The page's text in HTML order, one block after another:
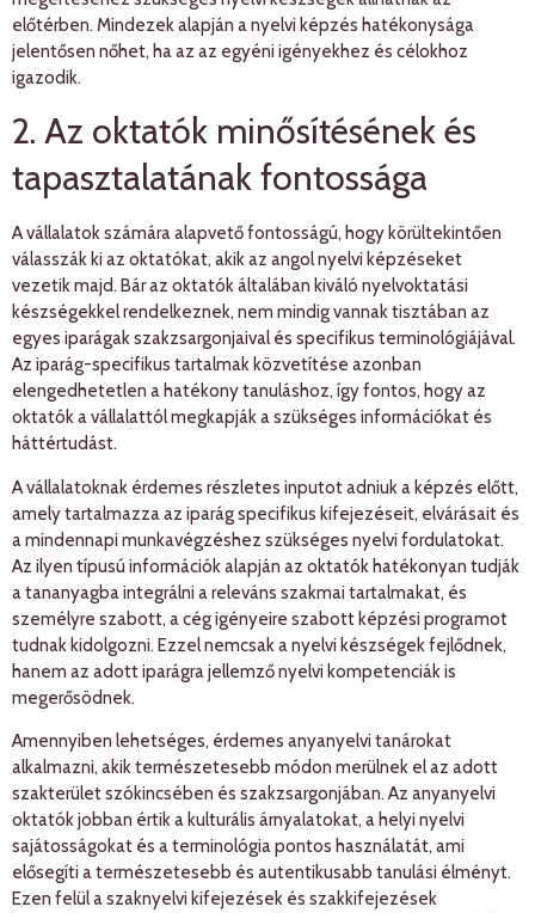
előtérben. Mindezek alapján a nyelvi képzés hatékonysága
jelentősen nőhet, ha az az egyéni igényekhez és célokhoz
igazodik.
2. Az oktatók minősítésének és
tapasztalatának fontossága
A vállalatok számára alapvető fontosságú, hogy körültekintően
válasszák ki az oktatókat, akik az angol nyelvi képzéseket
vezetik majd. Bár az oktatók általában kiváló nyelvoktatási
készségekkel rendelkeznek, nem mindig vannak tisztában az
egyes iparágak szakzsargonjaival és specifikus terminológiájával.
Az iparág-specifikus tartalmak közvetítése azonban
elengedhetetlen a hatékony tanuláshoz, így fontos, hogy az
oktatók a vállalattól megkapják a szükséges információkat és
háttértudást.
A vállalatoknak érdemes részletes inputot adniuk a képzés előtt,
amely tartalmazza az iparág specifikus kifejezéseit, elvárásait és
a mindennapi munkavégzéshez szükséges nyelvi fordulatokat.
Az ilyen típusú információk alapján az oktatók hatékonyan tudják
a tananyagba integrálni a releváns szakmai tartalmakat, és
személyre szabott, a cég igényeire szabott képzési programot
tudnak kidolgozni. Ezzel nemcsak a nyelvi készségek fejlődnek,
hanem az adott iparágra jellemző nyelvi kompetenciák is
megerősödnek.
Amennyiben lehetséges, érdemes anyanyelvi tanárokat
alkalmazni, akik természetesebb módon merülnek el az adott
szakterület szókincsében és szakzsargonjában. Az anyanyelvi
oktatók jobban értik a kulturális árnyalatokat, a helyi nyelvi
sajátosságokat és a terminológia pontos használatát, ami
elősegíti a természetesebb és autentikusabb tanulási élményt.
Ezen felül a szaknyelvi kifejezések és szakkifejezések